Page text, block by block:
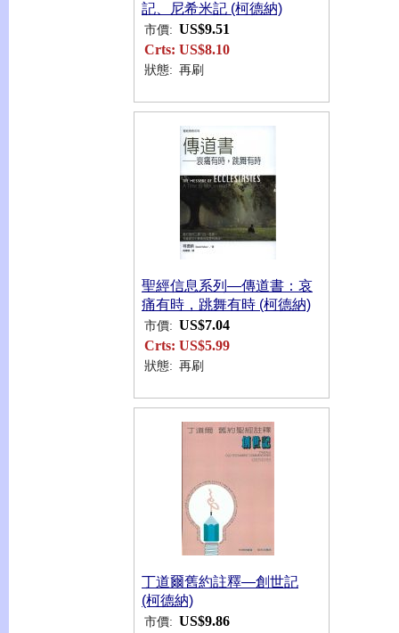
記、尼希米記 (柯德納)
市價: US$9.51
Crts: US$8.10
狀態: 再刷
聖經信息系列—傳道書：哀
痛有時，跳舞有時 (柯德納)
市價: US$7.04
Crts: US$5.99
狀態: 再刷
丁道爾舊約註釋—創世記
(柯德納)
市價: US$9.86